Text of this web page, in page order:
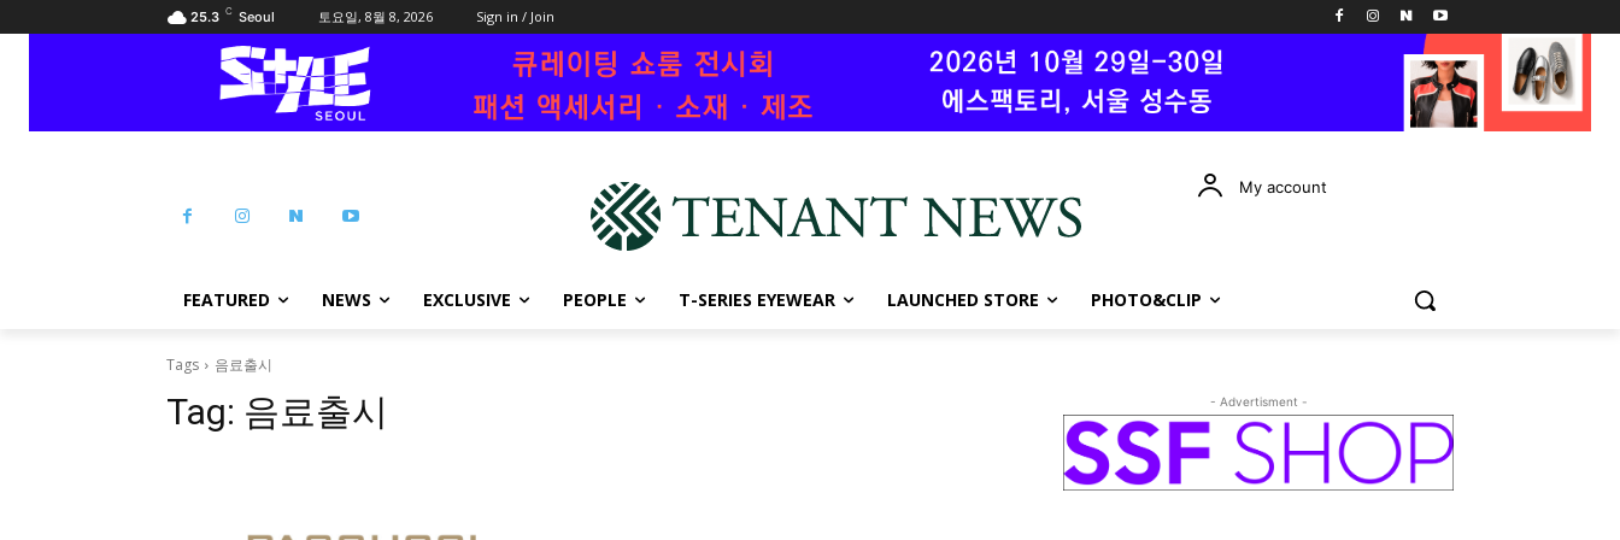
25.3 C Seoul 토요일, 8월 8, 2026 Sign in / Join
My account
FEATURED NEWS EXCLUSIVE PEOPLE T-SERIES EYEWEAR LAUNCHED STORE PHOTO&CLIP
Tags 음료출시
Tag: 음료출시 - Advertisment -